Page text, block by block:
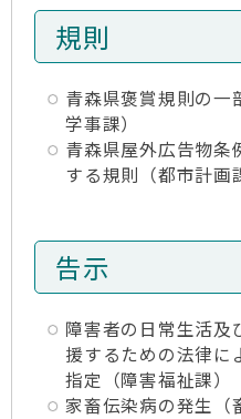
規則
青森県褒賞規則の一
学事課）
青森県屋外広告物条
する規則（都市計画
告示
障害者の日常生活及
援するための法律に
指定（障害福祉課）
家畜伝染病の発生（